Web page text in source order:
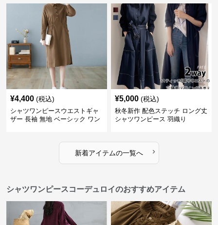
¥4,400 (税込)
シャツワンピースウエストギャ
ザー 長袖 無地 ベーシック ワン
¥5,000 (税込)
秋冬新作 配色ステッチ ロング丈
シャツワンピース 羽織り
新着アイテムの一覧へ ›
シャツワンピースコーデュロイのおすすめアイテム